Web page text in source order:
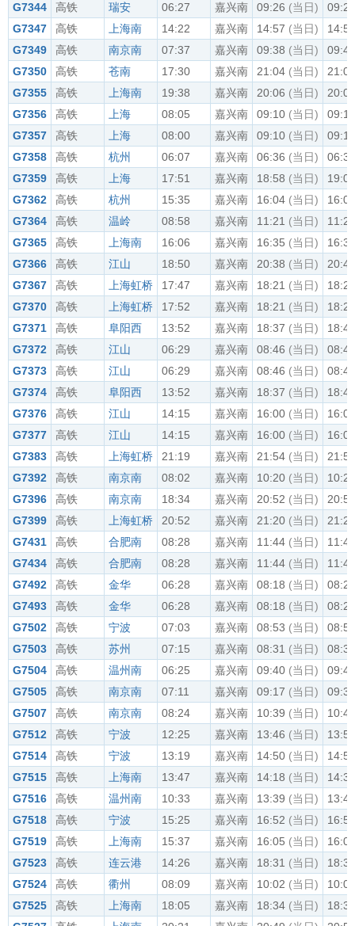
G7344
高铁 瑞安 06:27 嘉兴南 09:26 (当日)
09:28
G7347
高铁 上海南 14:22 嘉兴南 14:57 (当日)
14:59
G7349
高铁 南京南 07:37 嘉兴南 09:38 (当日)
09:40
G7350
高铁 苍南 17:30 嘉兴南 21:04 (当日)
21:06
G7355
高铁 上海南 19:38 嘉兴南 20:06 (当日)
20:08
G7356
高铁 上海 08:05 嘉兴南 09:10 (当日)
09:12
G7357
高铁 上海 08:00 嘉兴南 09:10 (当日)
09:12
G7358
高铁 杭州 06:07 嘉兴南 06:36 (当日)
06:38
G7359
高铁 上海 17:51 嘉兴南 18:58 (当日)
19:00
G7362
高铁 杭州 15:35 嘉兴南 16:04 (当日)
16:09
G7364
高铁 温岭 08:58 嘉兴南 11:21 (当日)
11:23
G7365
高铁 上海南 16:06 嘉兴南 16:35 (当日)
16:37
G7366
高铁 江山 18:50 嘉兴南 20:38 (当日)
20:40
G7367
高铁 上海虹桥 17:47 嘉兴南 18:21 (当日)
18:28
G7370
高铁 上海虹桥 17:52 嘉兴南 18:21 (当日)
18:28
G7371
高铁 阜阳西 13:52 嘉兴南 18:37 (当日)
18:40
G7372
高铁 江山 06:29 嘉兴南 08:46 (当日)
08:48
G7373
高铁 江山 06:29 嘉兴南 08:46 (当日)
08:48
G7374
高铁 阜阳西 13:52 嘉兴南 18:37 (当日)
18:40
G7376
高铁 江山 14:15 嘉兴南 16:00 (当日)
16:02
G7377
高铁 江山 14:15 嘉兴南 16:00 (当日)
16:02
G7383
高铁 上海虹桥 21:19 嘉兴南 21:54 (当日)
21:56
G7392
高铁 南京南 08:02 嘉兴南 10:20 (当日)
10:24
G7396
高铁 南京南 18:34 嘉兴南 20:52 (当日)
20:54
G7399
高铁 上海虹桥 20:52 嘉兴南 21:20 (当日)
21:22
G7431
高铁 合肥南 08:28 嘉兴南 11:44 (当日)
11:46
G7434
高铁 合肥南 08:28 嘉兴南 11:44 (当日)
11:46
G7492
高铁 金华 06:28 嘉兴南 08:18 (当日)
08:20
G7493
高铁 金华 06:28 嘉兴南 08:18 (当日)
08:20
G7502
高铁 宁波 07:03 嘉兴南 08:53 (当日)
08:55
G7503
高铁 苏州 07:15 嘉兴南 08:31 (当日)
08:33
G7504
高铁 温州南 06:25 嘉兴南 09:40 (当日)
09:42
G7505
高铁 南京南 07:11 嘉兴南 09:17 (当日)
09:34
G7507
高铁 南京南 08:24 嘉兴南 10:39 (当日)
10:41
G7512
高铁 宁波 12:25 嘉兴南 13:46 (当日)
13:54
G7514
高铁 宁波 13:19 嘉兴南 14:50 (当日)
14:52
G7515
高铁 上海南 13:47 嘉兴南 14:18 (当日)
14:33
G7516
高铁 温州南 10:33 嘉兴南 13:39 (当日)
13:41
G7518
高铁 宁波 15:25 嘉兴南 16:52 (当日)
16:54
G7519
高铁 上海南 15:37 嘉兴南 16:05 (当日)
16:08
G7523
高铁 连云港 14:26 嘉兴南 18:31 (当日)
18:33
G7524
高铁 衢州 08:09 嘉兴南 10:02 (当日)
10:04
G7525
高铁 上海南 18:05 嘉兴南 18:34 (当日)
18:36